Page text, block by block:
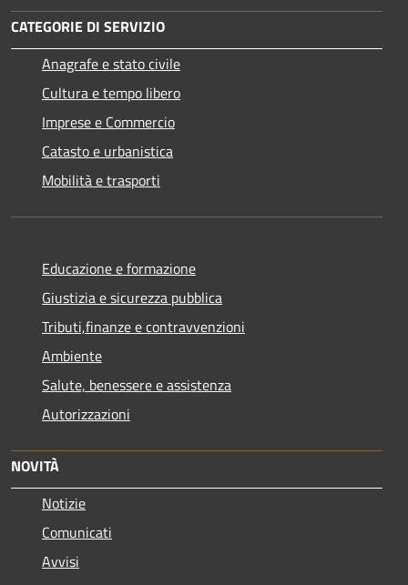
CATEGORIE DI SERVIZIO
Anagrafe e stato civile
Cultura e tempo libero
Imprese e Commercio
Catasto e urbanistica
Mobilità e trasporti
Educazione e formazione
Giustizia e sicurezza pubblica
Tributi,finanze e contravvenzioni
Ambiente
Salute, benessere e assistenza
Autorizzazioni
NOVITÀ
Notizie
Comunicati
Avvisi